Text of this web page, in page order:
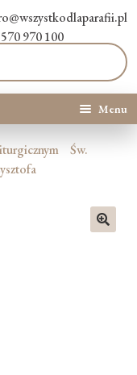
970 100
Menu
Św.